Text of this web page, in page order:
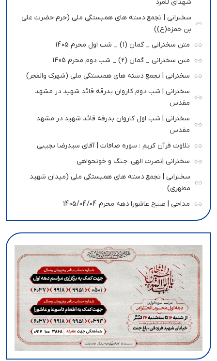
شهدای لامرد
سخنرانی | تجمع دسته های همبستگی ملی (حرم حضرت علی
بن حمزه(ع))
متن سخنرانی _ گمان (1) _ شب اول محرم 1405
متن سخنرانی _ گمان (2) _ شب دوم محرم 1405
سخنرانی | تجمع دسته های همبستگی ملی (شهرک والفجر)
سخنرانی | شب دوم کاروان بدرقه قائد شهید در مشهد
مقدس
سخنرانی | شب اول کاروان بدرقه قائد شهید در مشهد
مقدس
تلاوت قرآن کریم : سوره صافات | آقای سیدرضا نجیبی
سخنرانی |نصرت الهی، جنگ و خونحواهی
سخنرانی | تجمع دسته های همبستگی ملی (میدان شهید
مطهری)
مداحی | صبح عاشورا دهه محرم 1405/04/04